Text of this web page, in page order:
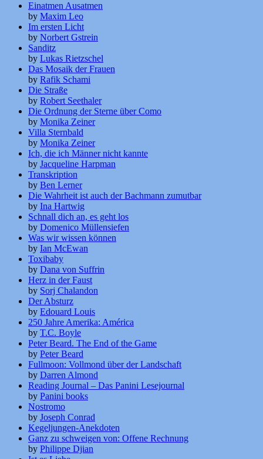
Einatmen Ausatmen
by Maxim Leo
Im ersten Licht
by Norbert Gstrein
Sanditz
by Lukas Rietzschel
Das Mosaik der Frauen
by Rafik Schami
Die Straße
by Robert Seethaler
Die Ordnung der Sterne über Como
by Monika Zeiner
Villa Sternbald
by Monika Zeiner
Ich, die ich Männer nicht kannte
by Jacqueline Harpman
Transkription
by Ben Lerner
Die Wahrheit ist auch der Bachmann zumutbar
by Ina Hartwig
Schnall dich an, es geht los
by Domenico Müllensiefen
Was wir wissen können
by Ian McEwan
Toxibaby
by Dana von Suffrin
Herz in der Faust
by Sorj Chalandon
Der Absturz
by Edouard Louis
250 Jahre Amerika: América
by T.C. Boyle
Peter Beard. The End of the Game
by Peter Beard
Fullmoon: Vollmond über der Landschaft
by Darren Almond
Reading Journal – Das Panini Lesejournal
by Panini books
Nostromo
by Joseph Conrad
Kegeljungen-Anekdoten
Ganz zu schweigen von: Offene Rechnung
by Philippe Djian